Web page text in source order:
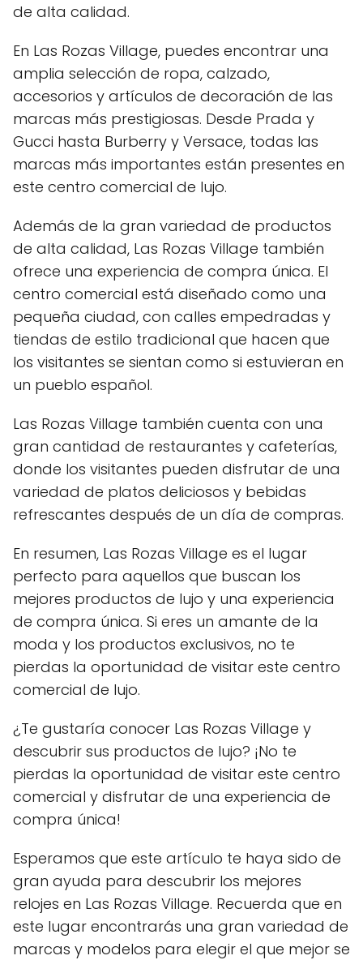
de alta calidad.
En Las Rozas Village, puedes encontrar una
amplia selección de ropa, calzado,
accesorios y artículos de decoración de las
marcas más prestigiosas. Desde Prada y
Gucci hasta Burberry y Versace, todas las
marcas más importantes están presentes en
este centro comercial de lujo.
Además de la gran variedad de productos
de alta calidad, Las Rozas Village también
ofrece una experiencia de compra única. El
centro comercial está diseñado como una
pequeña ciudad, con calles empedradas y
tiendas de estilo tradicional que hacen que
los visitantes se sientan como si estuvieran en
un pueblo español.
Las Rozas Village también cuenta con una
gran cantidad de restaurantes y cafeterías,
donde los visitantes pueden disfrutar de una
variedad de platos deliciosos y bebidas
refrescantes después de un día de compras.
En resumen, Las Rozas Village es el lugar
perfecto para aquellos que buscan los
mejores productos de lujo y una experiencia
de compra única. Si eres un amante de la
moda y los productos exclusivos, no te
pierdas la oportunidad de visitar este centro
comercial de lujo.
¿Te gustaría conocer Las Rozas Village y
descubrir sus productos de lujo? ¡No te
pierdas la oportunidad de visitar este centro
comercial y disfrutar de una experiencia de
compra única!
Esperamos que este artículo te haya sido de
gran ayuda para descubrir los mejores
relojes en Las Rozas Village. Recuerda que en
este lugar encontrarás una gran variedad de
marcas y modelos para elegir el que mejor se